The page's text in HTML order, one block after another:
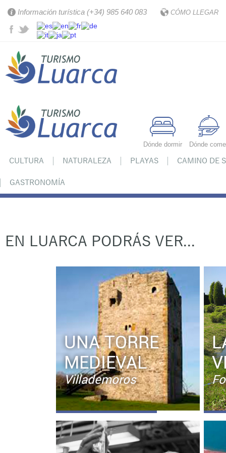
Información turística (+34) 985 640 083 CÓMO LLEGAR
Dónde dormir Dónde
CULTURA NATURALEZA PLAYAS CAMINO DE
GASTRONOMÍA
EN LUARCA PODRÁS VER...
UNA TORRE
MEDIEVAL
Villademoros